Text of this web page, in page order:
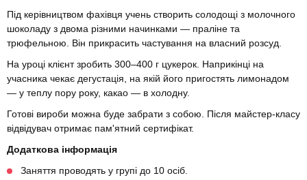
Під керівництвом фахівця учень створить солодощі з молочного
шоколаду з двома різними начинками — праліне та
трюфельною. Він прикрасить частування на власний розсуд.
На уроці клієнт зробить 300–400 г цукерок. Наприкінці на
учасника чекає дегустація, на якій його пригостять лимонадом
— у теплу пору року, какао — в холодну.
Готові вироби можна буде забрати з собою. Після майстер-класу
відвідувач отримає пам'ятний сертифікат.
Додаткова інформація
Заняття проводять у групі до 10 осіб.